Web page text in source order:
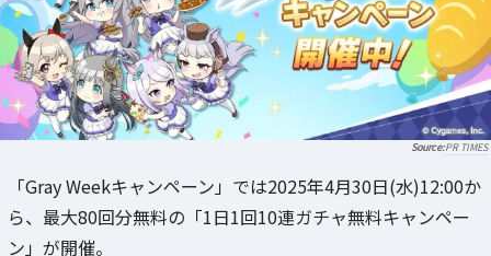
PR TIMES
「Gray Weekキャンペーン」では2025年4月30日(水)12:00か
ら、最大80回分無料の「1日1回10連ガチャ無料キャンペー
ン」が開催。